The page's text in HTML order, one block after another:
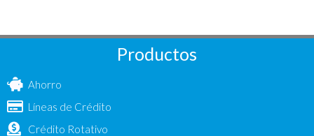
Productos
Ahorro
Líneas de Crédito
Crédito Rotativo